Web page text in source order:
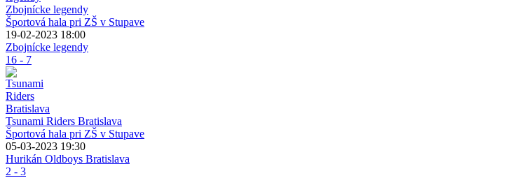
Zbojnícke legendy
Športová hala pri ZŠ v Stupave
19-02-2023 18:00
Zbojnícke legendy
16 - 7
Tsunami Riders Bratislava
Športová hala pri ZŠ v Stupave
05-03-2023 19:30
Hurikán Oldboys Bratislava
2 - 3